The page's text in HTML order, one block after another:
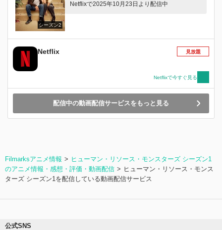
シーズン2
Netflixで2025年10月23日より配信中
Netflix 見放題
Netflixで今すぐ見る
配信中の動画配信サービスをもっと見る
Filmarksアニメ情報
ヒューマン・リソース・モンスターズ シーズン1
のアニメ情報・感想・評価・動画配信
ヒューマン・リソース・モンス
ターズ シーズン1を配信している動画配信サービス
公式SNS